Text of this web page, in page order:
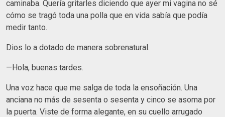
caminaba. Quería gritarles diciendo que ayer mi vagina no sé
cómo se tragó toda una polla que en vida sabía que podía
medir tanto.
Dios lo a dotado de manera sobrenatural.
—Hola, buenas tardes.
Una voz hace que me salga de toda la ensoñación. Una
anciana no más de sesenta o sesenta y cinco se asoma por
la puerta. Viste de forma alegante, en su cuello arrugado